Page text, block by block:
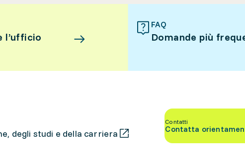
l’ufficio
FAQ
Domande più
degli studi e della carriera
Contatti
Contatta